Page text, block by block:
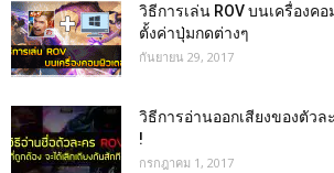
วิธีการเล่น ROV บนเครื่องค
ตั้งค่าปุ่มกดต่างๆ
กันยายน 29, 2017
วิธีการอ่านออกเสียงของตัวล
!
กรกฎาคม 1, 2017